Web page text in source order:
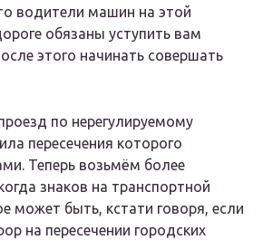
водители машин на этой
обязаны уступить вам
этого начинать совершать
по нерегулируемому
пересечения которого
Теперь возьмём более
знаков на транспортной
может быть, кстати говоря, если
на пересечении городских